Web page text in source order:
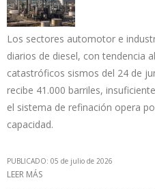
Los sectores automotor e
diarios de diesel, con tendencia
catastróficos sismos del 24 de
recibe 41.000 barriles,
el sistema de refinación opera
capacidad.
PUBLICADO: 05 de julio de 2026
LEER MÁS